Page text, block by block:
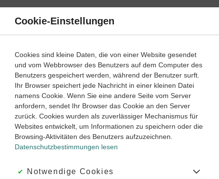
Direkt
Inhalt
Klassenarbeiten und Abiturprüfungen
Klassenarbeit
Ökosysteme
Biologie Klasse8
Cookie-Einstellungen
Cookies sind kleine Daten, die von einer Website gesendet
und vom Webbrowser des Benutzers auf dem Computer des
Benutzers gespeichert werden, während der Benutzer surft.
Ihr Browser speichert jede Nachricht in einer kleinen Datei
namens Cookie. Wenn Sie eine andere Seite vom Server
anfordern, sendet Ihr Browser das Cookie an den Server
zurück. Cookies wurden als zuverlässiger Mechanismus für
Websites entwickelt, um Informationen zu speichern oder die
Browsing-Aktivitäten des Benutzers aufzuzeichnen.
Datenschutzbestimmungen lesen
Akzeptiert:
Notwendige Cookies